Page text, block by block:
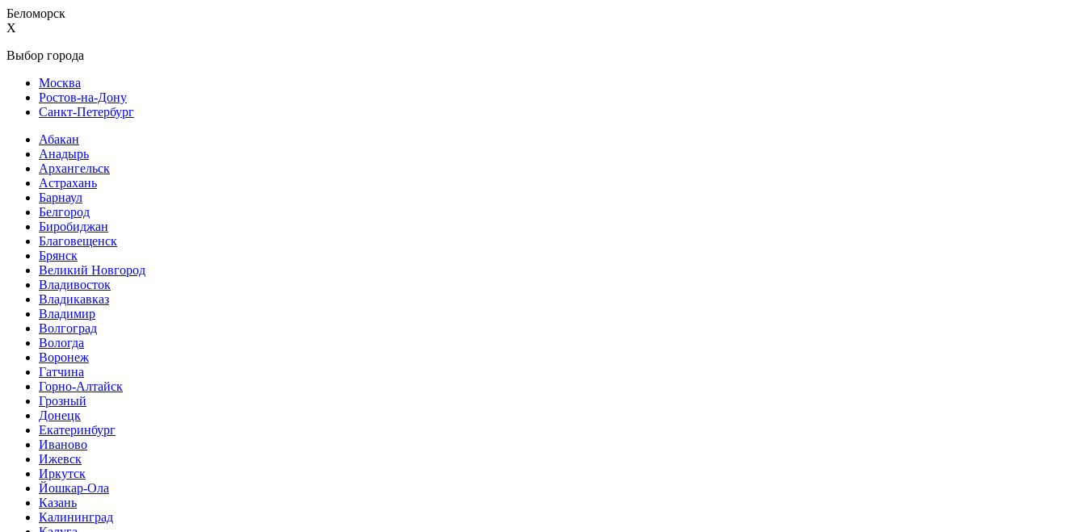
Беломорск
X
Выбор города
Москва
Ростов-на-Дону
Санкт-Петербург
Абакан
Анадырь
Архангельск
Астрахань
Барнаул
Белгород
Биробиджан
Благовещенск
Брянск
Великий Новгород
Владивосток
Владикавказ
Владимир
Волгоград
Вологда
Воронеж
Гатчина
Горно-Алтайск
Грозный
Донецк
Екатеринбург
Иваново
Ижевск
Иркутск
Йошкар-Ола
Казань
Калининград